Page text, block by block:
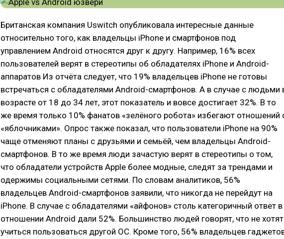
Британская компания Uswitch опубликовала интересные данные
относительно того, как владельцы iPhone и смартфонов под
управлением Android относятся друг к другу. Например, 16% всех
пользователей верят в стереотипы об обладателях iPhone и Android-
аппаратов Из отчёта следует, что 19% владельцев iPhone не готовы
встречаться с обладателями Android-смартфонов. А в случае с людьми
возрасте от 18 до 34 лет, этот показатель и вовсе достигает 32%. В то
же время только 10% фанатов «зелёного робота» избегают отношений
«яблочниками». Опрос также показал, что пользователи iPhone на 90%
чаще отменяют планы с друзьями и семьёй, чем владельцы Android-
смартфонов. В то же время люди зачастую верят в стереотипы о том,
что обладатели устройств Apple более модные, следят за трендами и
одержимы социальными сетями. По словам аналитиков, 56%
владельцев Android-смартфонов заявили, что никогда не перейдут на
iPhone. В случае с обладателями «айфонов» столь категоричный ответ в
отношении Android дали 52%. Большинство людей говорят, что не хотят
учиться пользоваться другой ОС. Кроме того, 56% владельцев